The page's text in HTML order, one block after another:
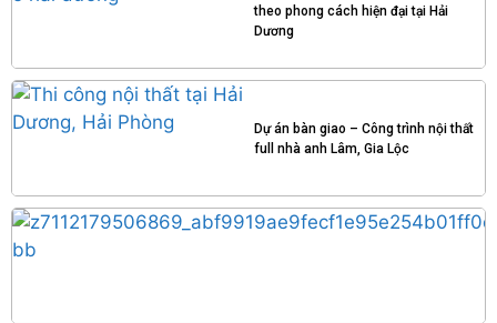
theo phong cách hiện đại tại Hải
Dương
Dự án bàn giao – Công trình nội thất
full nhà anh Lâm, Gia Lộc